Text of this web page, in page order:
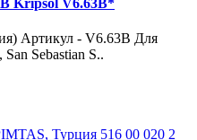
Артикул - V6.63В Для
Sebastian S..